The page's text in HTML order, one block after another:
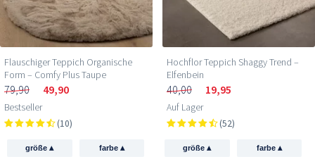
Flauschiger Teppich Organische
Form – Comfy Plus Taupe
79,90 49,90
Bestseller
(10)
größe▴ farbe ▴
Hochflor Teppich Shaggy Trend –
Elfenbein
40,00 19,95
Auf Lager
(52)
größe▴ farbe ▴